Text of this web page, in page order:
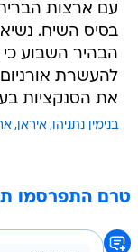
עם ארצות
בסיס השיח.
הבהיר השבוע
להעשרת
את הסנקציות
בנימין נתניהו איראן
טרם התפרסמו